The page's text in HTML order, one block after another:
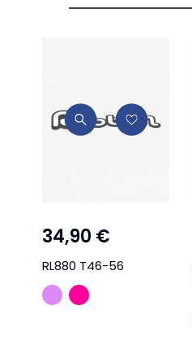
34,90 €
RL880 T46-56
LILA ROSEFLUO